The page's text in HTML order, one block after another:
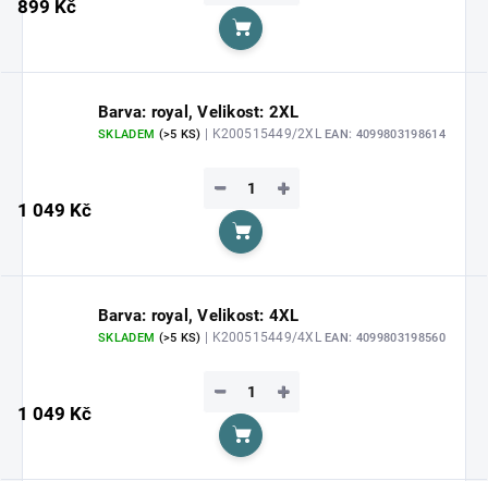
899 Kč
Do košíku
Barva: royal, Velikost: 2XL
SKLADEM (>5 KS) | K200515449/2XLEAN: 4099803198614
1 049 Kč
+
−
Do košíku
Barva: royal, Velikost: 4XL
SKLADEM (>5 KS) | K200515449/4XLEAN: 4099803198560
1 049 Kč
+
−
Do košíku